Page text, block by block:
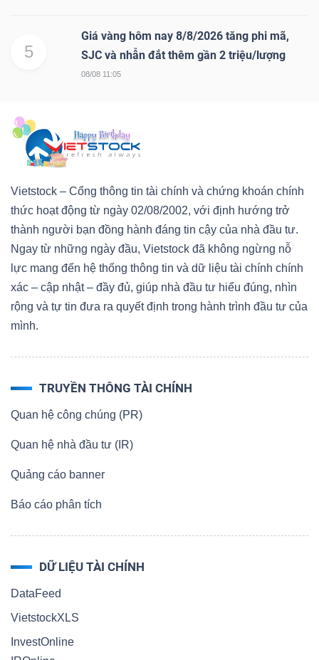
5
Giá vàng hôm nay 8/8/2026 tăng phi mã,
SJC và nhẫn đắt thêm gần 2 triệu/lượng
08/08 11:05
Vietstock – Cổng thông tin tài chính và chứng khoán chính
thức hoạt động từ ngày 02/08/2002, với định hướng trở
thành người bạn đồng hành đáng tin cậy của nhà đầu tư.
Ngay từ những ngày đầu, Vietstock đã không ngừng nỗ
lực mang đến hệ thống thông tin và dữ liệu tài chính chính
xác – cập nhật – đầy đủ, giúp nhà đầu tư hiểu đúng, nhìn
rộng và tự tin đưa ra quyết định trong hành trình đầu tư của
mình.
TRUYỀN THÔNG TÀI CHÍNH
Quan hệ công chúng (PR)
Quan hệ nhà đầu tư (IR)
Quảng cáo banner
Báo cáo phân tích
DỮ LIỆU TÀI CHÍNH
DataFeed
VietstockXLS
InvestOnline
cụ
đầu
Truyền
thông
chính
tài